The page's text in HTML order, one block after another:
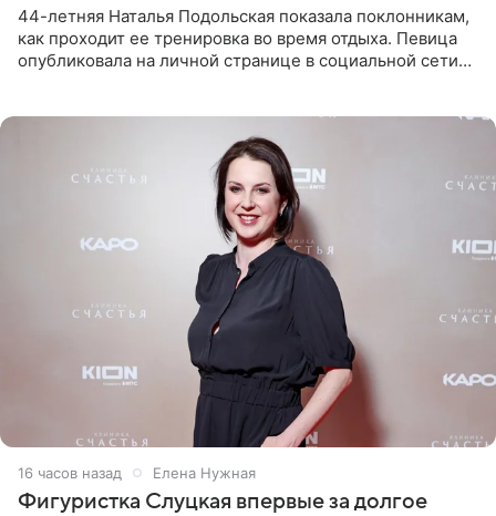
44-летняя Наталья Подольская показала поклонникам,
как проходит ее тренировка во время отдыха. Певица
опубликовала на личной странице в социальной сети
16 часов назад Елена Нужная
Фигуристка Слуцкая впервые за долгое